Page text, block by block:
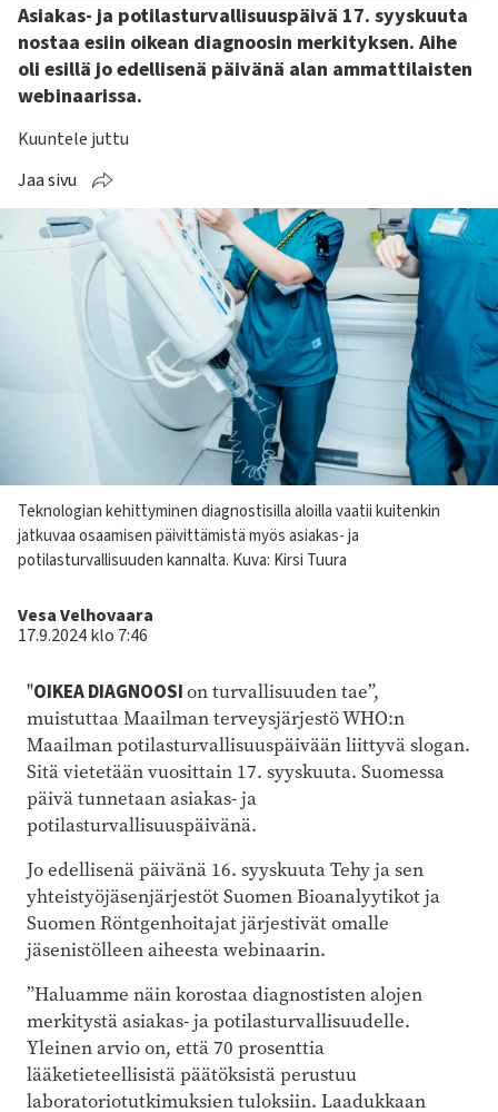
Asiakas- ja potilasturvallisuuspäivä 17. syyskuuta
nostaa esiin oikean diagnoosin merkityksen. Aihe
oli esillä jo edellisenä päivänä alan ammattilaisten
webinaarissa.
Kuuntele juttu
Jaa sivu
Kuvateksti
Teknologian kehittyminen diagnostisilla aloilla vaatii kuitenkin
jatkuvaa osaamisen päivittämistä myös asiakas- ja
potilasturvallisuuden kannalta. Kuva: Kirsi Tuura
Kirjoittaja
Vesa Velhovaara
17.9.2024 klo 7:46
"OIKEA DIAGNOOSIon turvallisuuden tae”,
muistuttaa Maailman terveysjärjestö WHO:n
Maailman potilasturvallisuuspäivään liittyvä slogan.
Sitä vietetään vuosittain 17. syyskuuta. Suomessa
päivä tunnetaan asiakas- ja
potilasturvallisuuspäivänä.
Jo edellisenä päivänä 16. syyskuuta Tehy ja sen
yhteistyöjäsenjärjestöt Suomen Bioanalyytikot ja
Suomen Röntgenhoitajat järjestivät omalle
jäsenistölleen aiheesta webinaarin.
”Haluamme näin korostaa diagnostisten alojen
merkitystä asiakas- ja potilasturvallisuudelle.
Yleinen arvio on, että 70 prosenttia
lääketieteellisistä päätöksistä perustuu
laboratoriotutkimuksien tuloksiin. Laadukkaan